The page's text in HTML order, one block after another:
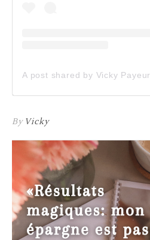
A post shared by Vicky Payeur
By Vicky